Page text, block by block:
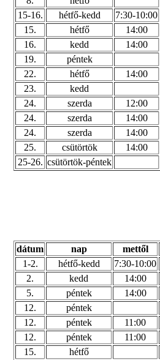
15-16.
hétfő-kedd 7:30-10:00
15.
hétfő 14:00
16.
kedd 14:00
19. péntek
22. hétfő 14:00
23.
kedd
24.
szerda 12:00
24.
szerda 14:00
24. szerda 14:00
25.
csütörtök 14:00
25-26. csütörtök-péntek
dátum nap mettől
1-2.
hétfő-kedd 7:30-10:00
2.
kedd 14:00
5.
péntek 14:00
12.
péntek
12.
péntek 11:00
12.
péntek 11:00
15.
hétfő